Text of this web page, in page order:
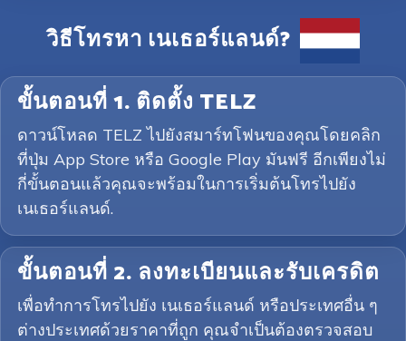
วิธีโทรหา เนเธอร์แลนด์?
ขั้นตอนที่ 1. ติดตั้ง TELZ
ดาวน์โหลด TELZ ไปยังสมาร์ทโฟนของคุณโดยคลิก
ที่ปุ่ม App Store หรือ Google Play มันฟรี อีกเพียงไม่
กี่ขั้นตอนแล้วคุณจะพร้อมในการเริ่มต้นโทรไปยัง
เนเธอร์แลนด์.
ขั้นตอนที่ 2. ลงทะเบียนและรับเครดิต
เพื่อทำการโทรไปยัง เนเธอร์แลนด์ หรือประเทศอื่น ๆ
ต่างประเทศด้วยราคาที่ถูก คุณจำเป็นต้องตรวจสอบ